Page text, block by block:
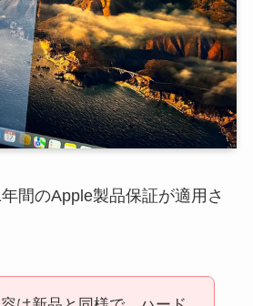
間のApple製品保証が適用さ